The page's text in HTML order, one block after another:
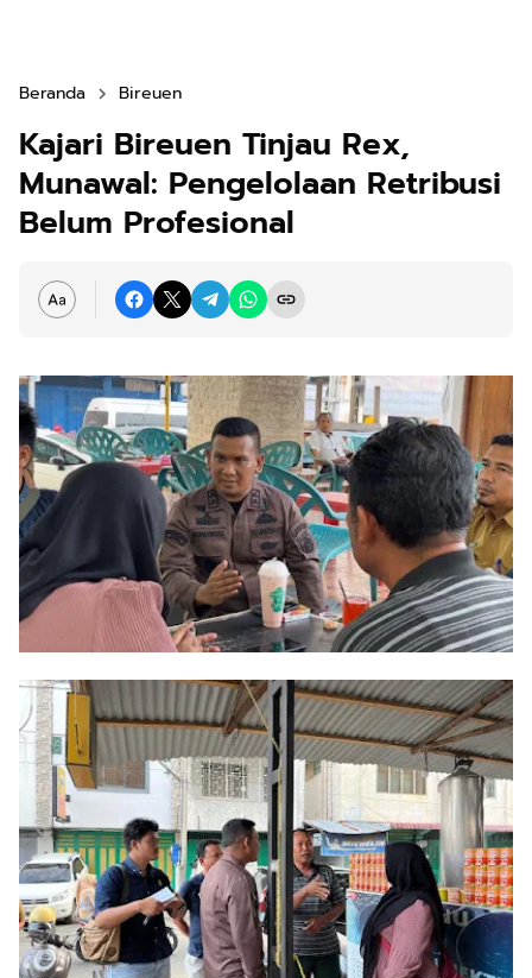
Beranda Bireuen
Kajari Bireuen Tinjau Rex,
Munawal: Pengelolaan Retribusi
Belum Profesional